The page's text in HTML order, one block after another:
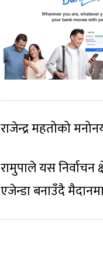
राजेन्द्र महतोको
रामुपाले यस
एजेन्डा बनाउँदै